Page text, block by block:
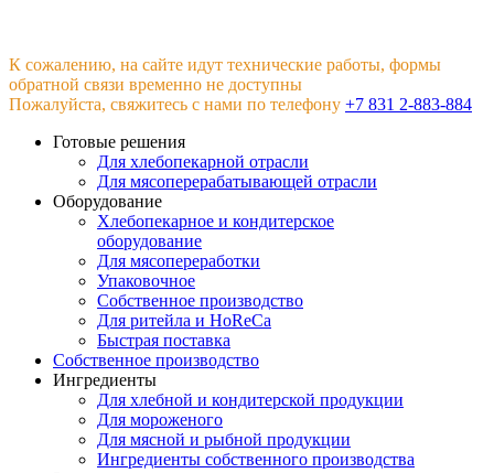
К сожалению, на сайте идут технические работы, формы
обратной связи временно не доступны
Пожалуйста, свяжитесь с нами по телефону +7 831 2-883-884
Готовые решения
Для хлебопекарной отрасли
Для мясоперерабатывающей отрасли
Оборудование
Хлебопекарное и кондитерское
оборудование
Для мясопереработки
Упаковочное
Собственное производство
Для ритейла и HoReCa
Быстрая поставка
Собственное производство
Ингредиенты
Для хлебной и кондитерской продукции
Для мороженого
Для мясной и рыбной продукции
Ингредиенты собственного производства